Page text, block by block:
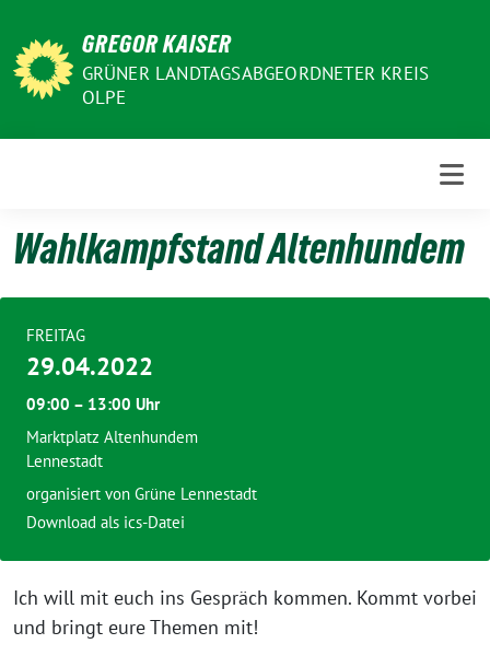
zum
Inhalt
GREGOR KAISER
GRÜNER LANDTAGSABGEORDNETER KREIS
OLPE
Wahlkampfstand Altenhundem
Ich will mit euch ins Gespräch kommen. Kommt vorbei
und bringt eure Themen mit!
FREITAG
29.04.2022
09:00 – 13:00 Uhr
Marktplatz Altenhundem
Lennestadt
organisiert von Grüne Lennestadt
Download als ics-Datei